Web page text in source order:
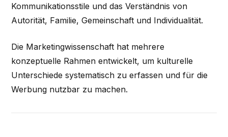
Kommunikationsstile und das Verständnis von
Autorität, Familie, Gemeinschaft und Individualität.
Die Marketingwissenschaft hat mehrere
konzeptuelle Rahmen entwickelt, um kulturelle
Unterschiede systematisch zu erfassen und für die
Werbung nutzbar zu machen.